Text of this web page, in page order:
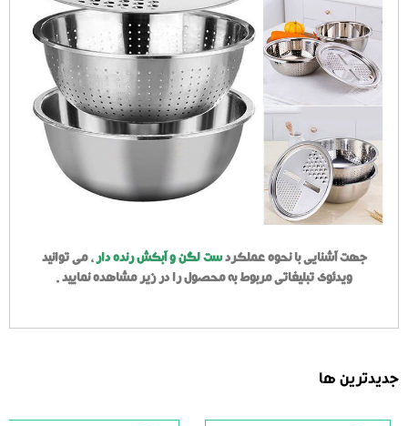
جهت آشنایی با نحوه عملکردست لگن و آبکش رنده دار، می توانید
ویدئوی تبلیغاتی مربوط به محصول را در زیر مشاهده نمایید .
جدیدترین ها